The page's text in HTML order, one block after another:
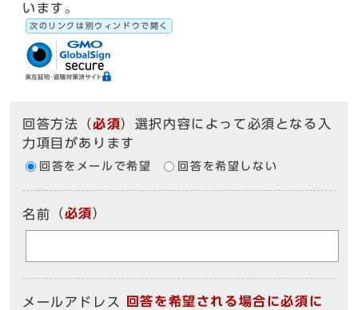
います。
次のリンクは別ウィンドウで開く
回答方法 （必須）選択内容によって必須となる入
力項目があります
回答をメールで希望 回答を希望しない
名前 （必須）
メールアドレス
回答を希望される場合に必須に